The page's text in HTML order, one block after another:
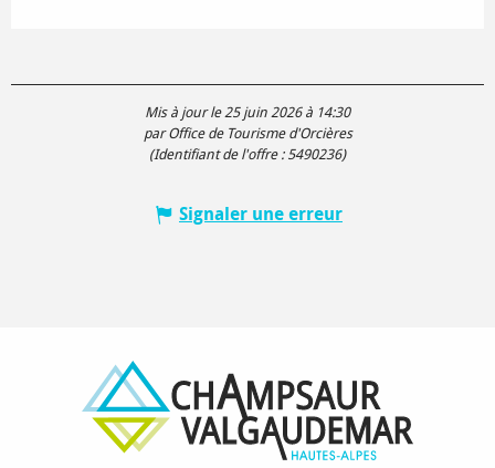
Mis à jour le 25 juin 2026 à 14:30
par Office de Tourisme d'Orcières
(Identifiant de l'offre : 5490236)
Signaler une erreur